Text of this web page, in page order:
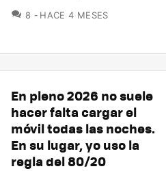
8 COMENTARIOS
HACE 4 MESES
En pleno 2026 no suele
hacer falta cargar el
móvil todas las noches.
En su lugar, yo uso la
regla del 80/20